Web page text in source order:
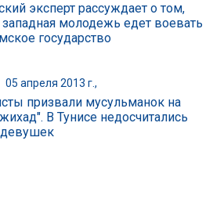
эксперт рассуждает о том,
молодежь едет воевать
государство
05 апреля 2013 г.,
призвали мусульманок на
В Тунисе недосчитались